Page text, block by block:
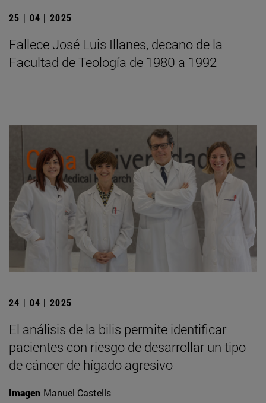
25 | 04 | 2025
Fallece José Luis Illanes, decano de la
Facultad de Teología de 1980 a 1992
24 | 04 | 2025
El análisis de la bilis permite identificar
pacientes con riesgo de desarrollar un tipo
de cáncer de hígado agresivo
Imagen Manuel Castells